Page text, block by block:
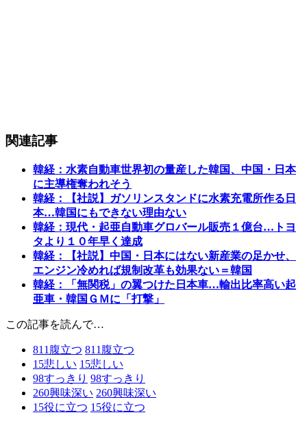
関連記事
韓経：水素自動車世界初の量産した韓国、中国・日本
に主導権奪われそう
韓経：【社説】ガソリンスタンドに水素充電所作る日
本…韓国にもできない理由ない
韓経：現代・起亜自動車グロバール販売１億台…トヨ
タより１０年早く達成
韓経：【社説】中国・日本にはない新産業の足かせ、
エンジン冷めれば規制改革も効果ない＝韓国
韓経：「無関税」の翼つけた日本車…輸出比率高い起
亜車・韓国ＧＭに「打撃」
この記事を読んで…
811 腹立つ 811 腹立つ
15悲しい 15悲しい
98すっきり 98すっきり
260興味深い 260興味深い
15役に立つ 15役に立つ